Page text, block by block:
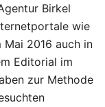
Birkel
wie
2016 auch in
Editorial im
zur Methode